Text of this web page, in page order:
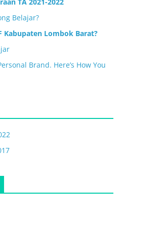
Belajar?
Kabupaten Lombok Barat?
Brand. Here’s How You